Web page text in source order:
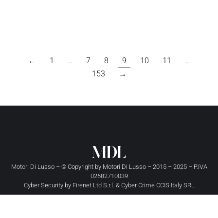
← 1 … 7 8 9 10 11
…
153
→
Motori Di Lusso – © Copyright by Motori Di Lusso– 2015 – 2025 – P.IVA
02682710039
Cyber Security by Firenet Ltd S.r.l. & Cyber Crime CCIS Italy SRL